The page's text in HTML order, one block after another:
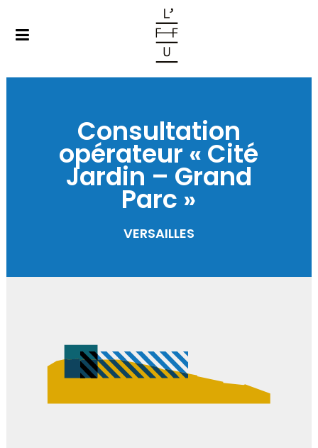
Consultation
opérateur « Cité
Jardin – Grand
Parc »
VERSAILLES